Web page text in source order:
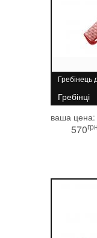
Гребінець
Гребінці
ваша цена:
570грн